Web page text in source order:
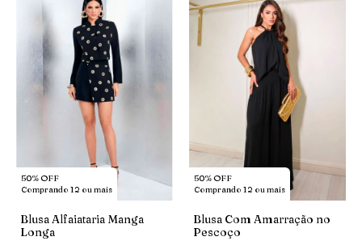
50% OFF
Comprando 12 ou mais
Blusa Alfaiataria Manga
Longa
50% OFF
Comprando 12 ou mais
Blusa Com Amarração no
Pescoço